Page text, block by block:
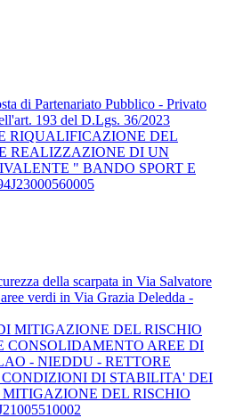
di Partenariato Pubblico - Privato
193 del D.Lgs. 36/2023
RIQUALIFICAZIONE DEL
REALIZZAZIONE DI UN
" BANDO SPORT E
della scarpata in Via Salvatore
verdi in Via Grazia Deledda -
MITIGAZIONE DEL RISCHIO
CONSOLIDAMENTO AREE DI
- NIEDDU - RETTORE
DI STABILITA' DEI
DEL RISCHIO